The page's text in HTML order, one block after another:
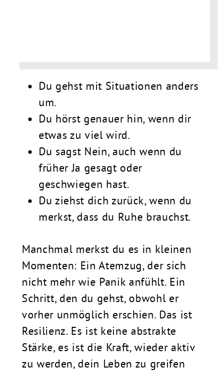
Du gehst mit Situationen anders
um.
Du hörst genauer hin, wenn dir
etwas zu viel wird.
Du sagst Nein, auch wenn du
früher Ja gesagt oder
geschwiegen hast.
Du ziehst dich zurück, wenn du
merkst, dass du Ruhe brauchst.
Manchmal merkst du es in kleinen
Momenten: Ein Atemzug, der sich
nicht mehr wie Panik anfühlt. Ein
Schritt, den du gehst, obwohl er
vorher unmöglich erschien. Das ist
Resilienz. Es ist keine abstrakte
Stärke, es ist die Kraft, wieder aktiv
zu werden, dein Leben zu greifen